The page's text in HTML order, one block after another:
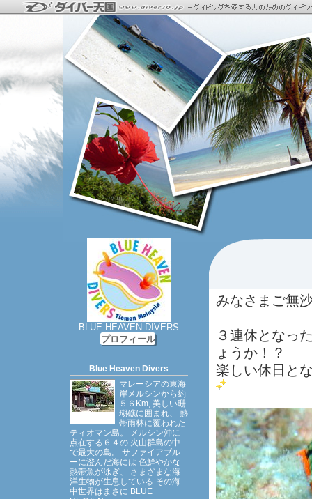
みなさまご無
３連休となっ
ょうか！？
楽しい休日と
BLUE HEAVEN DIVERS
プロフィール
Blue Heaven Divers
マレーシアの東海
岸メルシンから約
５６Km, 美しい珊
瑚礁に囲まれ、 熱
帯雨林に覆われた
ティオマン島。 メルシン沖に
点在する６４の 火山群島の中
で最大の島。 サファイアブル
ーに澄んだ海には 色鮮やかな
熱帯魚が泳ぎ、 さまざまな海
洋生物が生息している その海
中世界はまさに BLUE